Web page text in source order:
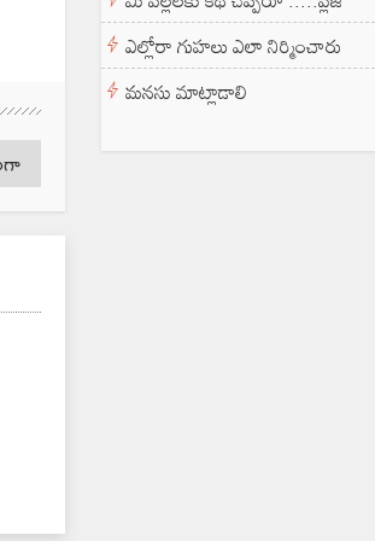
ఎల్లోరా గుహలు ఎలా నిర్మించారు
మనసు మాట్లాడాలి